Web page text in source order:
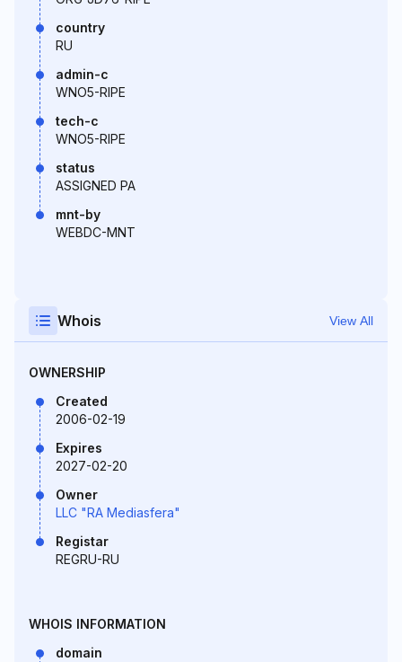
country
RU
admin-c
WNO5-RIPE
tech-c
WNO5-RIPE
status
ASSIGNED PA
mnt-by
WEBDC-MNT
Whois View All
OWNERSHIP
Created
2006-02-19
Expires
2027-02-20
Owner
LLC "RA Mediasfera"
Registar
REGRU-RU
WHOIS INFORMATION
domain